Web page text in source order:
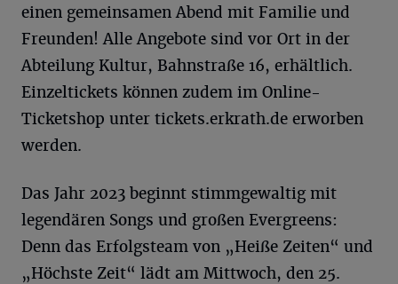
einen gemeinsamen Abend mit Familie und
Freunden! Alle Angebote sind vor Ort in der
Abteilung Kultur, Bahnstraße 16, erhältlich.
Einzeltickets können zudem im Online-
Ticketshop unter tickets.erkrath.de erworben
werden.
Das Jahr 2023 beginnt stimmgewaltig mit
legendären Songs und großen Evergreens:
Denn das Erfolgsteam von „Heiße Zeiten“ und
„Höchste Zeit“ lädt am Mittwoch, den 25.